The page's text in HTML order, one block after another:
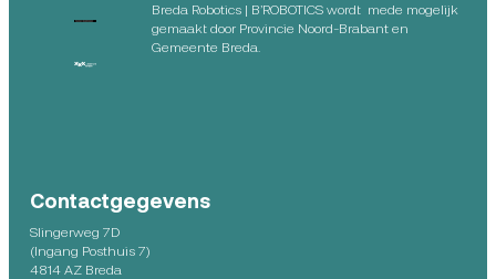
Breda Robotics | B’ROBOTICS wordt mede mogelijk
gemaakt door Provincie Noord-Brabant en
Gemeente Breda.
Contactgegevens
Slingerweg 7D
(Ingang Posthuis 7)
4814 AZ Breda